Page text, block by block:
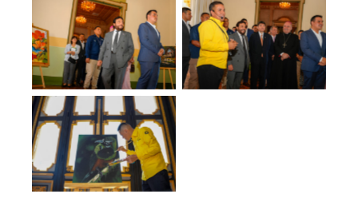
No Caption No Caption
No Caption